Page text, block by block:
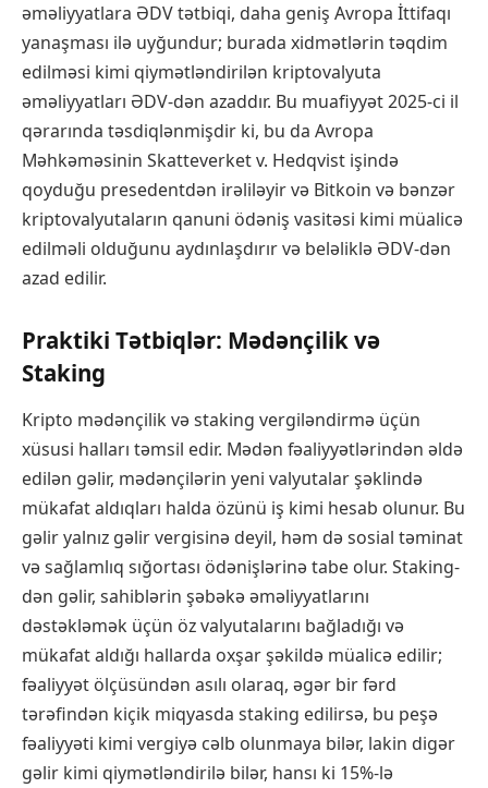
əməliyyatlara ƏDV tətbiqi, daha geniş Avropa İttifaqı
yanaşması ilə uyğundur; burada xidmətlərin təqdim
edilməsi kimi qiymətləndirilən kriptovalyuta
əməliyyatları ƏDV-dən azaddır. Bu muafiyyət 2025-ci il
qərarında təsdiqlənmişdir ki, bu da Avropa
Məhkəməsinin Skatteverket v. Hedqvist işində
qoyduğu presedentdən irəliləyir və Bitkoin və bənzər
kriptovalyutaların qanuni ödəniş vasitəsi kimi müalicə
edilməli olduğunu aydınlaşdırır və beləliklə ƏDV-dən
azad edilir.
Praktiki Tətbiqlər: Mədənçilik və
Staking
Kripto mədənçilik və staking vergiləndirmə üçün
xüsusi halları təmsil edir. Mədən fəaliyyətlərindən əldə
edilən gəlir, mədənçilərin yeni valyutalar şəklində
mükafat aldıqları halda özünü iş kimi hesab olunur. Bu
gəlir yalnız gəlir vergisinə deyil, həm də sosial təminat
və sağlamlıq sığortası ödənişlərinə tabe olur. Staking-
dən gəlir, sahiblərin şəbəkə əməliyyatlarını
dəstəkləmək üçün öz valyutalarını bağladığı və
mükafat aldığı hallarda oxşar şəkildə müalicə edilir;
fəaliyyət ölçüsündən asılı olaraq, əgər bir fərd
tərəfindən kiçik miqyasda staking edilirsə, bu peşə
fəaliyyəti kimi vergiyə cəlb olunmaya bilər, lakin digər
gəlir kimi qiymətləndirilə bilər, hansı ki 15%-lə